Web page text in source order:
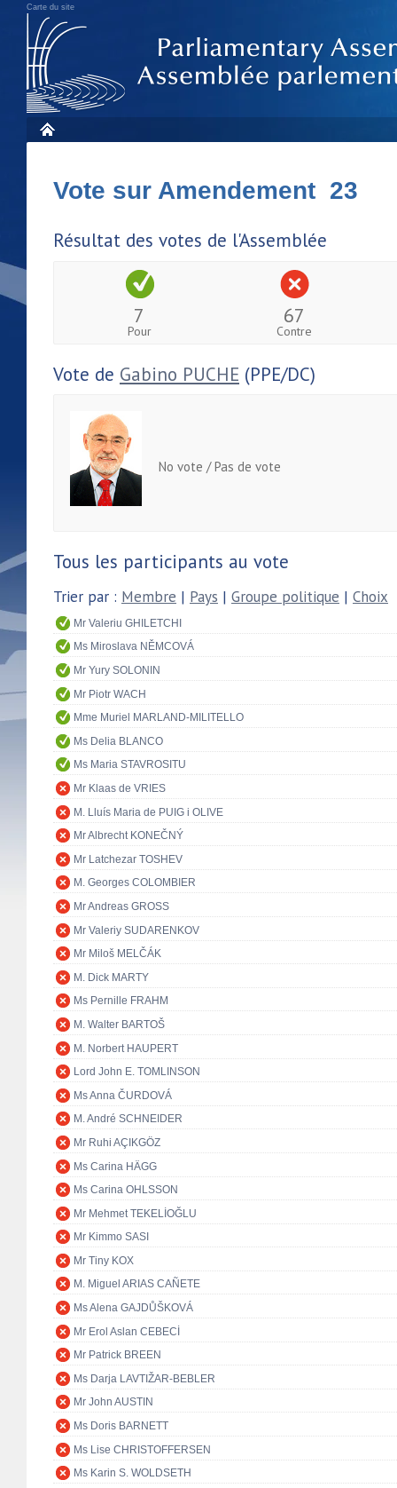
Carte du site
Vote sur Amendement 23
Résultat des votes de l'Assemblée
7
Pour
67
Contre
Vote de Gabino PUCHE (PPE/DC)
No vote / Pas de vote
Tous les participants au vote
Trier par : Membre | Pays | Groupe politique | Choix
Mr Valeriu GHILETCHI
Ms Miroslava NĚMCOVÁ
Mr Yury SOLONIN
Mr Piotr WACH
Mme Muriel MARLAND-MILITELLO
Ms Delia BLANCO
Ms Maria STAVROSITU
Mr Klaas de VRIES
M. Lluís Maria de PUIG i OLIVE
Mr Albrecht KONEČNÝ
Mr Latchezar TOSHEV
M. Georges COLOMBIER
Mr Andreas GROSS
Mr Valeriy SUDARENKOV
Mr Miloš MELČÁK
M. Dick MARTY
Ms Pernille FRAHM
M. Walter BARTOŠ
M. Norbert HAUPERT
Lord John E. TOMLINSON
Ms Anna ČURDOVÁ
M. André SCHNEIDER
Mr Ruhi AÇIKGÖZ
Ms Carina HÄGG
Ms Carina OHLSSON
Mr Mehmet TEKELİOĞLU
Mr Kimmo SASI
Mr Tiny KOX
M. Miguel ARIAS CAÑETE
Ms Alena GAJDŮŠKOVÁ
Mr Erol Aslan CEBECİ
Mr Patrick BREEN
Ms Darja LAVTIŽAR-BEBLER
Mr John AUSTIN
Ms Doris BARNETT
Ms Lise CHRISTOFFERSEN
Ms Karin S. WOLDSETH